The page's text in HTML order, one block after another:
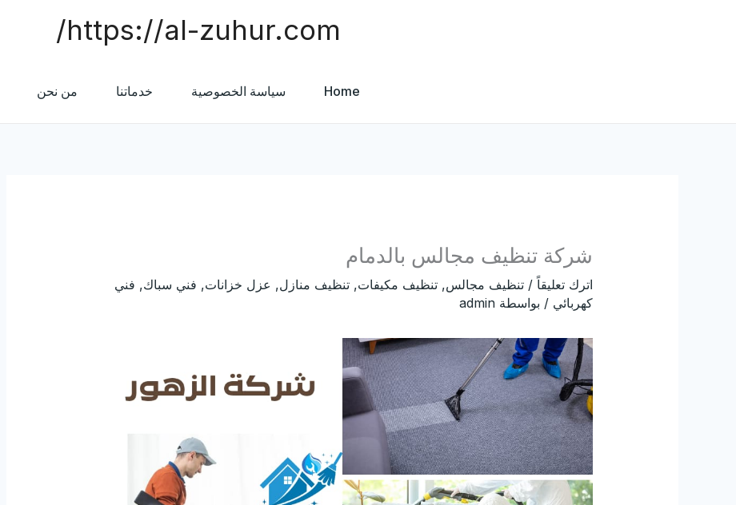
https://al-zuhur.com/
Home سياسة الخصوصية خدماتنا من نحن
شركة تنظيف مجالس بالدمام
اترك تعليقاً / تنظيف مجالس, تنظيف مكيفات, تنظيف منازل, عزل خزانات, فني سباك, فني
كهربائي / بواسطة admin